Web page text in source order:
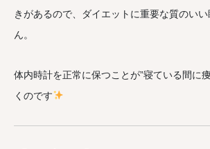
きがあるので、ダイエットに重要な質のい
ん。
体内時計を正常に保つことが”寝ている間に
くのです